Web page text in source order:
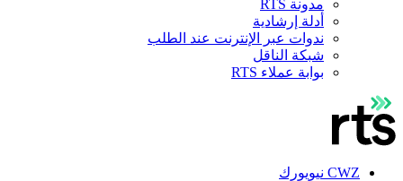
مدونة RTS
أدلة إرشادية
ندوات عبر الإنترنت عند الطلب
شبكة الناقل
بوابة عملاء RTS
CWZ نيويورك